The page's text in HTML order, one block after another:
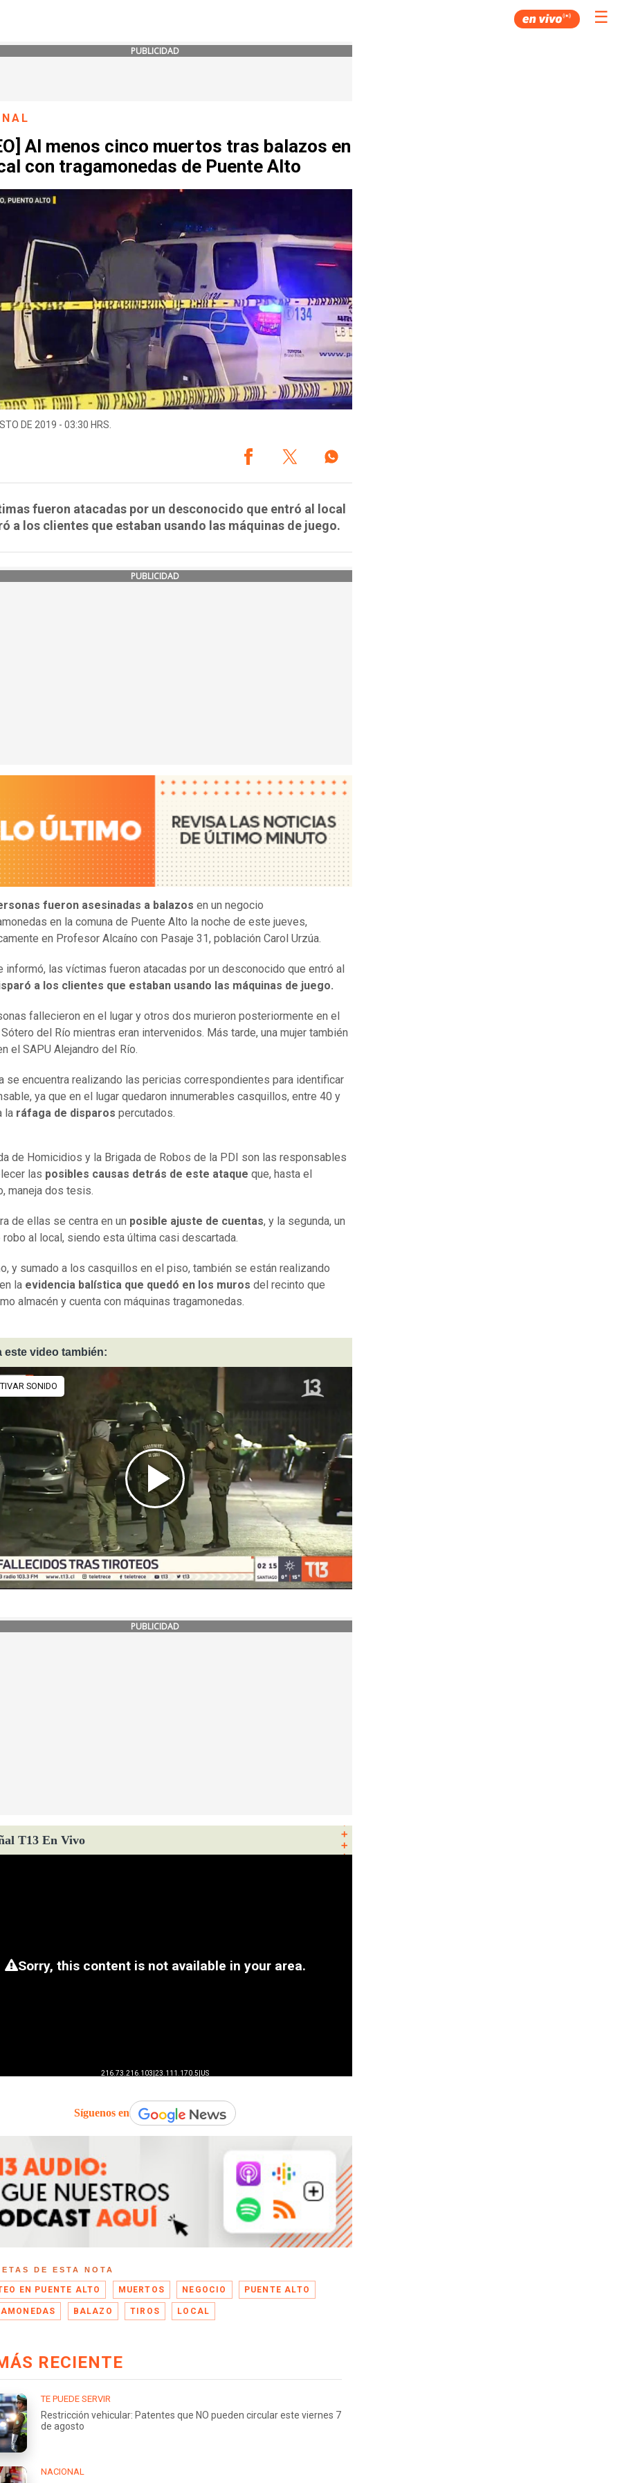
☰
PUBLICIDAD
Al menos cinco muertos tras balazos en
con tragamonedas de Puente Alto
DE 2019 - 03:30 HRS.
fueron atacadas por un desconocido que entró al local
a los clientes que estaban usando las máquinas de juego.
PUBLICIDAD
fueron asesinadas a balazos en un negocio
en la comuna de Puente Alto la noche de este jueves,
en Profesor Alcaíno con Pasaje 31, población Carol Urzúa.
informó, las víctimas fueron atacadas por un desconocido que entró al
a los clientes que estaban usando las máquinas de juego.
fallecieron en el lugar y otros dos murieron posteriormente en el
del Río mientras eran intervenidos. Más tarde, una mujer también
el SAPU Alejandro del Río.
se encuentra realizando las pericias correspondientes para identificar
ya que en el lugar quedaron innumerables casquillos, entre 40 y
la ráfaga de disparos percutados.
de Homicidios y la Brigada de Robos de la PDI son las responsables
las posibles causas detrás de este ataque que, hasta el
maneja dos tesis.
de ellas se centra en un posible ajuste de cuentas, y la segunda, un
robo al local, siendo esta última casi descartada.
y sumado a los casquillos en el piso, también se están realizando
la evidencia balística que quedó en los muros del recinto que
almacén y cuenta con máquinas tragamonedas.
este video también:
PUBLICIDAD
T13 En Vivo
Síguenos en
DE ESTA NOTA
EN PUENTE ALTO MUERTOS NEGOCIO PUENTE ALTO
BALAZO TIROS LOCAL
RECIENTE
TE PUEDE SERVIR
Restricción vehicular: Patentes que NO pueden circular este viernes 7
de agosto
NACIONAL